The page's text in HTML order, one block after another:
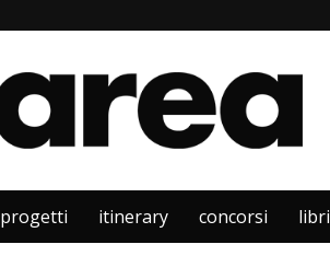
Area
progetti itinerary concorsi libri